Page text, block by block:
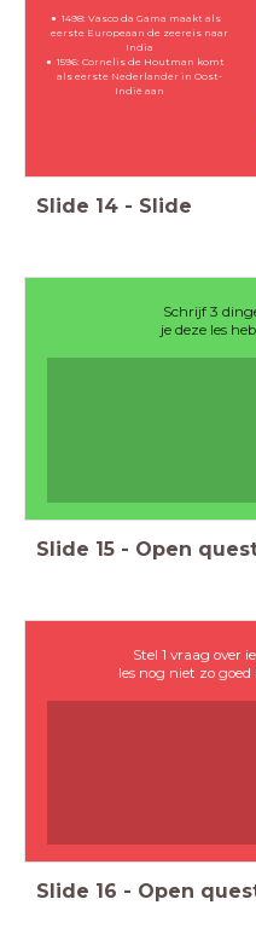
1498: Vasco da Gama maakt als
eerste Europeaan de zeereis naar
India
1596: Cornelis de Houtman komt
als eerste Nederlander in Oost-
Indië aan
Slide 14 - Slide
Schrijf 3
je deze les
Slide 15 - Open
Stel 1 vraag over
les nog niet zo goed
Slide 16 - Open